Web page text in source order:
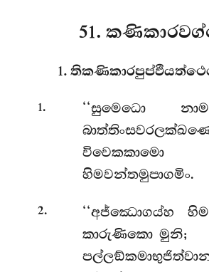
51.
1.
1. ‘‘සුමෙධො
විවෙකකාමො
හිමවන්තමුපාගමිං.
2.
‘‘අජ්ඣොගය්හ
කාරුණිකො මුනි;